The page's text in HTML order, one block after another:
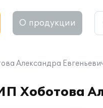
О продукции
Александра
Хоботова